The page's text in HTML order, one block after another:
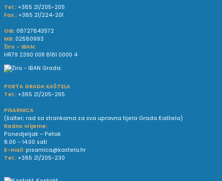
Tel.: +385 21/205-205
Fax.: +385 21/224-201
OIB: 08727843572
MB: 02580993
Žiro - IBAN:
HR79 2390 0011 8181 0000 4
PORTA GRADA KAŠTELA
Tel.: +385 21/205-265
PISARNICA
(šalter; rad sa strankama za sva upravna tijela Grada Kaštela)
Radno vrijeme:
Ponedjeljak – Petak
8.00 – 14.00 sati
E-mail: pisarnica@kastela.hr
Tel.: +385 21/205-230